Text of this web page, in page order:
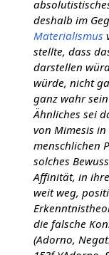
deshalb im
Materialismus
stellte, dass
darstellen
würde, nicht
ganz wahr
Ähnliches sei
von Mimesis
menschlichen
solches
Affinität, in
weit weg,
die falsche
(Adorno,